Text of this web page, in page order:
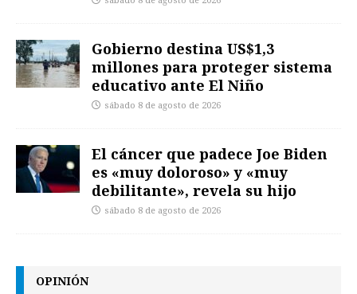
Gobierno destina US$1,3
millones para proteger sistema
educativo ante El Niño
sábado 8 de agosto de 2026
El cáncer que padece Joe Biden
es «muy doloroso» y «muy
debilitante», revela su hijo
sábado 8 de agosto de 2026
OPINIÓN